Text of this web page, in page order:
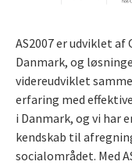
AS2007 er udviklet
Danmark, og
videreudviklet
erfaring med
i Danmark, og vi har
kendskab til
socialområdet. Med